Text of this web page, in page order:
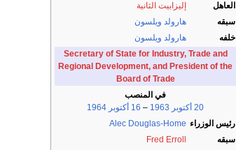
العاهل
إليزابيت الثانية
سبقه
هارولد ويلسون
خلفه
هارولد ويلسون
Secretary of State for Industry, Trade and
Regional Development, and President of the
Board of Trade
في المنصب
20 أكتوبر
1963
– 16 أكتوبر
1964
رئيس الوزراء Alec Douglas-Home
سبقه
Fred Erroll